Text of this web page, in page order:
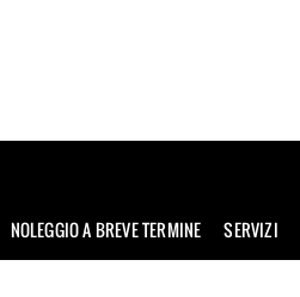
NOLEGGIO A BREVE TERMINE SERVIZI